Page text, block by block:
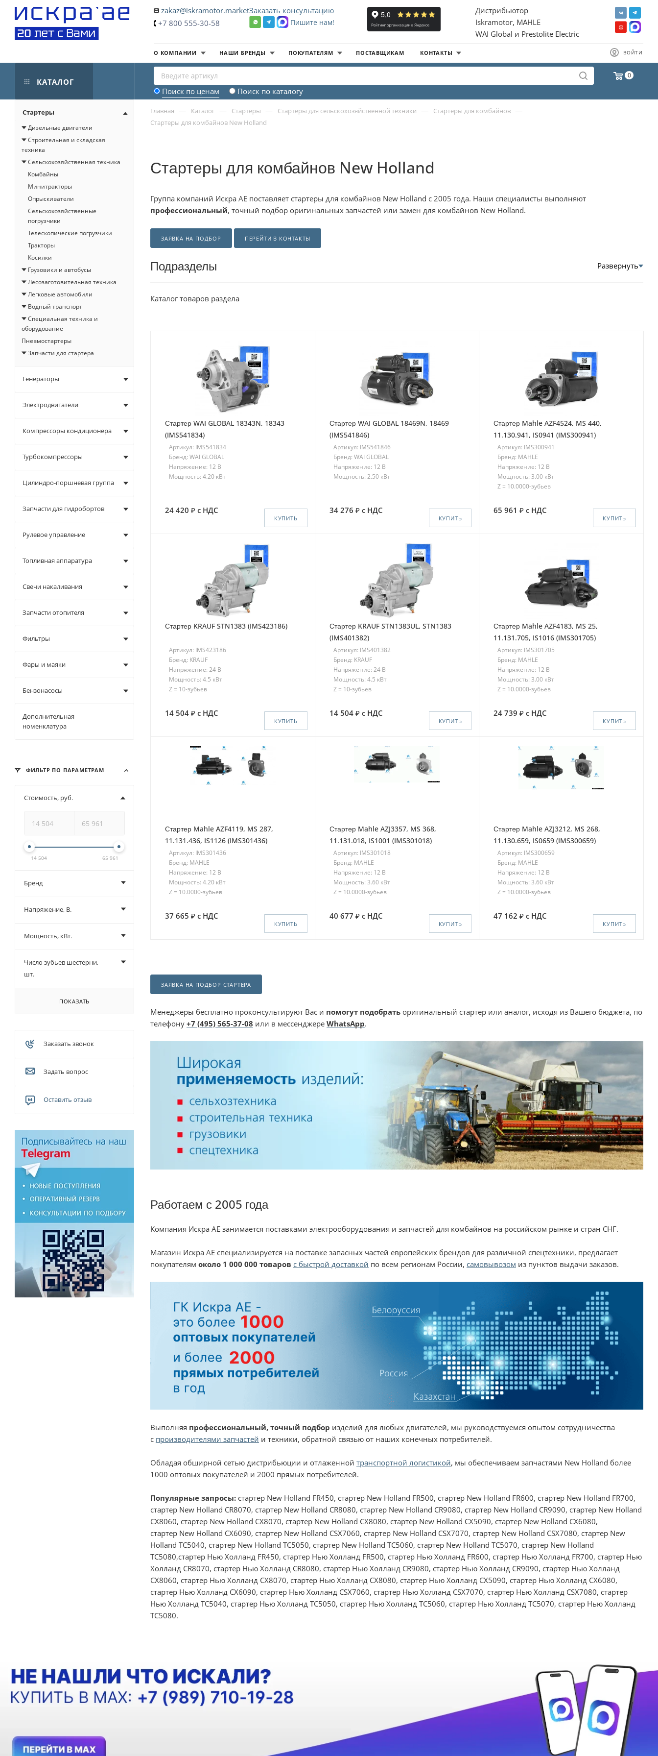
zakaz@iskramotor.market
+7 800 555-30-58
Заказать консультацию
Пишите нам!
Дистрибьютор
Iskramotor, MAHLE
WAI Global и Prestolite Electric
ВОЙТИ
О КОМПАНИИ НАШИ БРЕНДЫ ПОКУПАТЕЛЯМ ПОСТАВЩИКАМ КОНТАКТЫ
0
КАТАЛОГ
Поиск по ценам Поиск по каталогу
Главная — Каталог — Стартеры — Стартеры для сельскохозяйственной техники — Стартеры для комбайнов —
Стартеры для комбайнов New Holland
Стартеры для комбайнов New Holland
Группа компаний Искра АЕ поставляет стартеры для комбайнов New Holland с 2005 года. Наши специалисты выполняют
профессиональный, точный подбор оригинальных запчастей или замен для комбайнов New Holland.
ЗАЯВКА НА ПОДБОР ПЕРЕЙТИ В КОНТАКТЫ
Подразделы
Каталог товаров раздела
Стартер WAI GLOBAL 18343N, 18343
(IMS541834)
Артикул: IMS541834
Бренд: WAI GLOBAL
Напряжение: 12 В
Мощность: 4.20 кВт
24 420 с НДС
КУПИТЬ
Стартер WAI GLOBAL 18469N, 18469
(IMS541846)
Артикул: IMS541846
Бренд: WAI GLOBAL
Напряжение: 12 В
Мощность: 2.50 кВт
34 276 с НДС
КУПИТЬ
Стартер Mahle AZF4524, MS 440,
11.130.941, IS0941 (IMS300941)
Артикул: IMS300941
Бренд: MAHLE
Напряжение: 12 В
Мощность: 3.00 кВт
Z = 10.0000-зубьев
65 961 с НДС
КУПИТЬ
Стартер KRAUF STN1383 (IMS423186)
Артикул: IMS423186
Бренд: KRAUF
Напряжение: 24 В
Мощность: 4.5 кВт
Z = 10-зубьев
14 504 с НДС
КУПИТЬ
Стартер KRAUF STN1383UL, STN1383
(IMS401382)
Артикул: IMS401382
Бренд: KRAUF
Напряжение: 24 В
Мощность: 4.5 кВт
Z = 10-зубьев
14 504 с НДС
КУПИТЬ
Стартер Mahle AZF4183, MS 25,
11.131.705, IS1016 (IMS301705)
Артикул: IMS301705
Бренд: MAHLE
Напряжение: 12 В
Мощность: 3.00 кВт
Z = 10.0000-зубьев
24 739 с НДС
КУПИТЬ
Стартер Mahle AZF4119, MS 287,
11.131.436, IS1126 (IMS301436)
Артикул: IMS301436
Бренд: MAHLE
Напряжение: 12 В
Мощность: 4.20 кВт
Z = 10.0000-зубьев
37 665 с НДС
КУПИТЬ
Стартер Mahle AZJ3357, MS 368,
11.131.018, IS1001 (IMS301018)
Артикул: IMS301018
Бренд: MAHLE
Напряжение: 12 В
Мощность: 3.60 кВт
Z = 10.0000-зубьев
40 677 с НДС
КУПИТЬ
Стартер Mahle AZJ3212, MS 268,
11.130.659, IS0659 (IMS300659)
Артикул: IMS300659
Бренд: MAHLE
Напряжение: 12 В
Мощность: 3.60 кВт
Z = 10.0000-зубьев
47 162 с НДС
КУПИТЬ
ЗАЯВКА НА ПОДБОР СТАРТЕРА
Менеджеры бесплатно проконсультируют Вас и помогут подобрать оригинальный стартер или аналог, исходя из Вашего бюджета, по
телефону +7 (495) 565-37-08 или в мессенджере WhatsApp.
Работаем с 2005 года
Компания Искра АЕ занимается поставками электрооборудования и запчастей для комбайнов на российском рынке и стран СНГ.
Магазин Искра АЕ специализируется на поставке запасных частей европейских брендов для различной спецтехники, предлагает
покупателям около 1 000 000 товаров с быстрой доставкой по всем регионам России, самовывозом из пунктов выдачи заказов.
Выполняя профессиональный, точный подбор изделий для любых двигателей, мы руководствуемся опытом сотрудничества
с производителями запчастей и техники, обратной связью от наших конечных потребителей.
Обладая обширной сетью дистрибьюции и отлаженной транспортной логистикой, мы обеспечиваем запчастями New Holland более
1000 оптовых покупателей и 2000 прямых потребителей.
Популярные запросы: стартер New Holland FR450, стартер New Holland FR500, стартер New Holland FR600, стартер New Holland FR700,
стартер New Holland CR8070, стартер New Holland CR8080, стартер New Holland CR9080, стартер New Holland CR9090, стартер New Holland
CX8060, стартер New Holland CX8070, стартер New Holland CX8080, стартер New Holland CX5090, стартер New Holland CX6080,
стартер New Holland CX6090, стартер New Holland CSX7060, стартер New Holland CSX7070, стартер New Holland CSX7080, стартер New
Holland TC5040, стартер New Holland TC5050, стартер New Holland TC5060, стартер New Holland TC5070, стартер New Holland
TC5080,стартер Нью Холланд FR450, стартер Нью Холланд FR500, стартер Нью Холланд FR600, стартер Нью Холланд FR700, стартер Нью
Холланд CR8070, стартер Нью Холланд CR8080, стартер Нью Холланд CR9080, стартер Нью Холланд CR9090, стартер Нью Холланд
CX8060, стартер Нью Холланд CX8070, стартер Нью Холланд CX8080, стартер Нью Холланд CX5090, стартер Нью Холланд CX6080,
стартер Нью Холланд CX6090, стартер Нью Холланд CSX7060, стартер Нью Холланд CSX7070, стартер Нью Холланд CSX7080, стартер
Нью Холланд TC5040, стартер Нью Холланд TC5050, стартер Нью Холланд TC5060, стартер Нью Холланд TC5070, стартер Нью Холланд
TC5080.
Стартеры
Дизельные двигатели
Строительная и складская
техника
Сельскохозяйственная техника
Комбайны
Минитракторы
Опрыскиватели
Сельскохозяйственные
погрузчики
Телескопические погрузчики
Тракторы
Косилки
Грузовики и автобусы
Лесозаготовительная техника
Легковые автомобили
Водный транспорт
Специальная техника и
оборудование
Пневмостартеры
Запчасти для стартера
Генераторы
Электродвигатели
Компрессоры кондиционера
Турбокомпрессоры
Цилиндро-поршневая группа
Запчасти для гидробортов
Рулевое управление
Топливная аппаратура
Свечи накаливания
Запчасти отопителя
Фильтры
Фары и маяки
Бензонасосы
Дополнительная
номенклатура
ФИЛЬТР ПО ПАРАМЕТРАМ
Стоимость, руб.
14 504 65 961
Бренд
Напряжение, В.
Мощность, кВт.
Число зубьев шестерни,
шт.
ПОКАЗАТЬ
Заказать звонок
Задать вопрос
Оставить отзыв